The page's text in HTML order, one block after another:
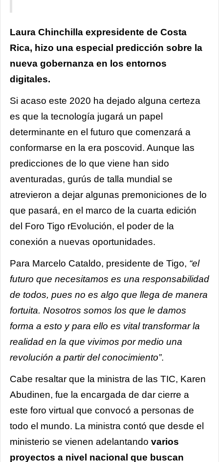
Laura Chinchilla expresidente de Costa
Rica, hizo una especial predicción sobre la
nueva gobernanza en los entornos
digitales.
Si acaso este 2020 ha dejado alguna certeza
es que la tecnología jugará un papel
determinante en el futuro que comenzará a
conformarse en la era poscovid. Aunque las
predicciones de lo que viene han sido
aventuradas, gurús de talla mundial se
atrevieron a dejar algunas premoniciones de lo
que pasará, en el marco de la cuarta edición
del Foro Tigo rEvolución, el poder de la
conexión a nuevas oportunidades.
Para Marcelo Cataldo, presidente de Tigo, “el
futuro que necesitamos es una responsabilidad
de todos, pues no es algo que llega de manera
fortuita. Nosotros somos los que le damos
forma a esto y para ello es vital transformar la
realidad en la que vivimos por medio una
revolución a partir del conocimiento”.
Cabe resaltar que la ministra de las TIC, Karen
Abudinen, fue la encargada de dar cierre a
este foro virtual que convocó a personas de
todo el mundo. La ministra contó que desde el
ministerio se vienen adelantando varios
proyectos a nivel nacional que buscan